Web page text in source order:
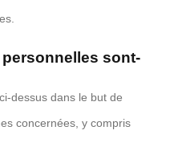
sont-
dessus dans le but de
concernées, y compris